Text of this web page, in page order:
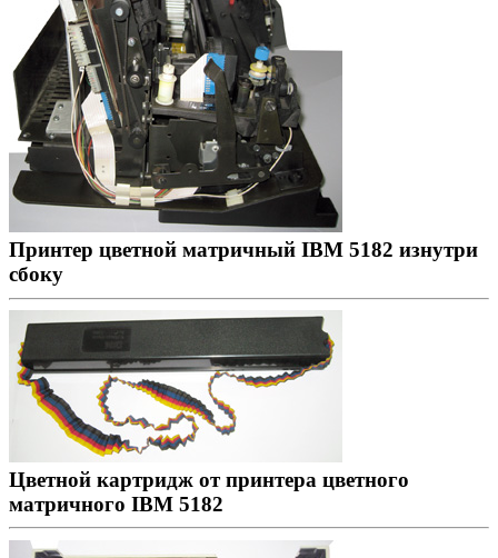
Принтер цветной матричный IBM 5182 изнутри
сбоку
Цветной картридж от принтера цветного
матричного IBM 5182